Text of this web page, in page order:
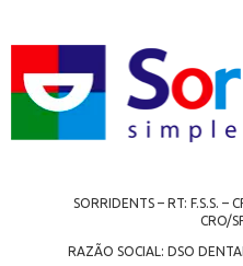
SORRIDENTS – RT: F.S.S. –
CRO/
RAZÃO SOCIAL: DSO